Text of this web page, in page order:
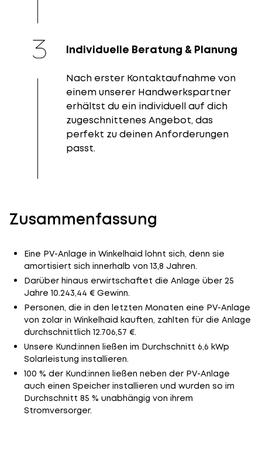
Individuelle Beratung & Planung
Nach erster Kontaktaufnahme von
einem unserer Handwerkspartner
erhältst du ein individuell auf dich
zugeschnittenes Angebot, das
perfekt zu deinen Anforderungen
passt.
Zusammenfassung
Eine PV-Anlage in Winkelhaid lohnt sich, denn sie
amortisiert sich innerhalb von 13,8 Jahren.
Darüber hinaus erwirtschaftet die Anlage über 25
Jahre 10.243,44 € Gewinn.
Personen, die in den letzten Monaten eine PV-Anlage
von zolar in Winkelhaid kauften, zahlten für die Anlage
durchschnittlich 12.706,57 €.
Unsere Kund:innen ließen im Durchschnitt 6,6 kWp
Solarleistung installieren.
100 % der Kund:innen ließen neben der PV-Anlage
auch einen Speicher installieren und wurden so im
Durchschnitt 85 % unabhängig von ihrem
Stromversorger.